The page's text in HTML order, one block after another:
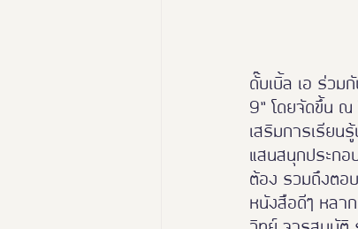
ดั๊บเบิ้ล เอ ร่วม
9” โดยจัดขึ้น ณ
เสริมการเรียน
แสนสนุกประกอ
ต้อง รวมถึงตอ
หนังสือดีๆ หลา